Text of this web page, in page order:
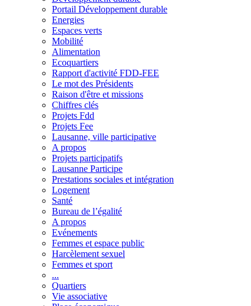
Portail Développement durable
Energies
Espaces verts
Mobilité
Alimentation
Ecoquartiers
Rapport d'activité FDD-FEE
Le mot des Présidents
Raison d'être et missions
Chiffres clés
Projets Fdd
Projets Fee
Lausanne, ville participative
A propos
Projets participatifs
Lausanne Participe
Prestations sociales et intégration
Logement
Santé
Bureau de l’égalité
A propos
Evénements
Femmes et espace public
Harcèlement sexuel
Femmes et sport
...
Quartiers
Vie associative